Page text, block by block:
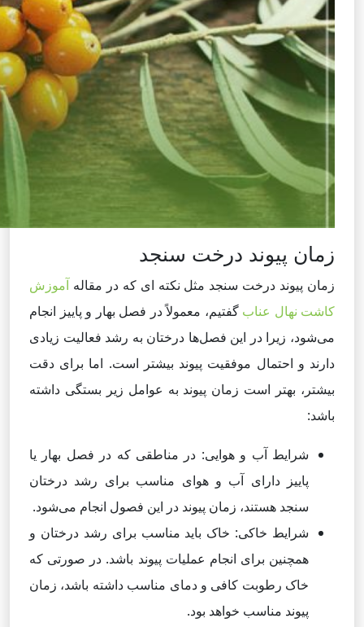
زمان پیوند درخت سنجد
زمان پیوند درخت سنجد مثل نکته ای که در مقاله آموزش
کاشت نهال عناب گفتیم، معمولاً در فصل بهار و پاییز انجام
می‌شود، زیرا در این فصل‌ها درختان به رشد فعالیت زیادی
دارند و احتمال موفقیت پیوند بیشتر است. اما برای دقت
بیشتر، بهتر است زمان پیوند به عوامل زیر بستگی داشته
باشد:
شرایط آب و هوایی: در مناطقی که در فصل بهار یا
پاییز دارای آب و هوای مناسب برای رشد درختان
سنجد هستند، زمان پیوند در این فصول انجام می‌شود.
شرایط خاکی: خاک باید مناسب برای رشد درختان و
همچنین برای انجام عملیات پیوند باشد. در صورتی که
خاک رطوبت کافی و دمای مناسب داشته باشد، زمان
پیوند مناسب خواهد بود.